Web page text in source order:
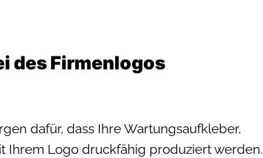
des Firmenlogos
dafür, dass Ihre Wartungsaufkleber,
Ihrem Logo druckfähig produziert werden.